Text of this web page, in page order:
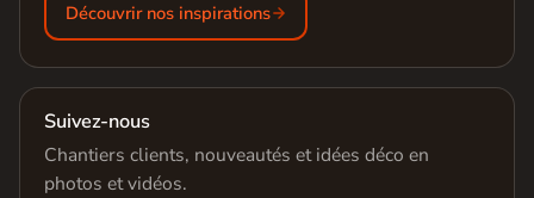
Découvrir nos inspirations
Suivez-nous
Chantiers clients, nouveautés et idées déco en
photos et vidéos.